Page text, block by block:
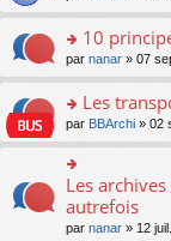
e
nt
u
ré
c
e
nt
n
le
pl
u
ré
c
e
nt
e
n
n
le
pl
u
s
ré
c
e
nt
a
g
e
n
n
le
pl
u
s
le
m
e
a
g
e
n
o
lu
le
n
ult
er
le
m
e
s
g
e
n
o
n
ult
er
le
m
s
10
par nanar » 07
o
n
s
ult
er
le
m
Les
par BBArchi » 02
n
ult
Les
autrefois
par nanar » 12